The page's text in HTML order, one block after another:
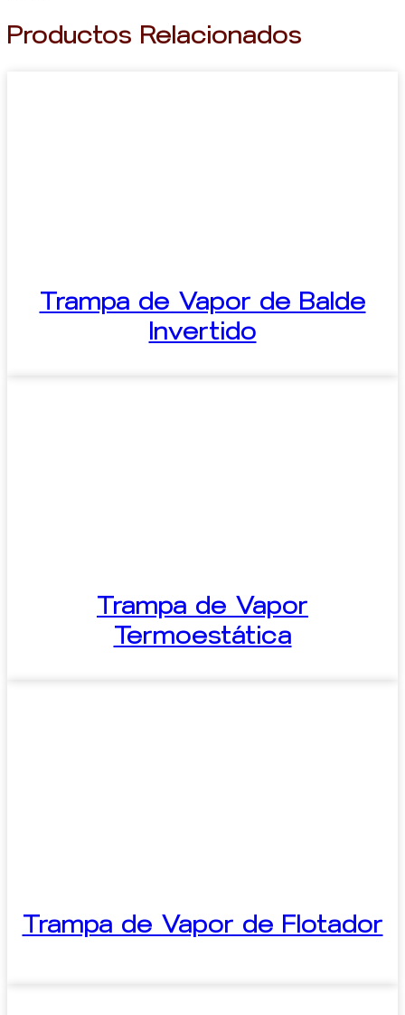
Productos Relacionados
Trampa de Vapor de Balde
Invertido
Trampa de Vapor
Termoestática
Trampa de Vapor de Flotador